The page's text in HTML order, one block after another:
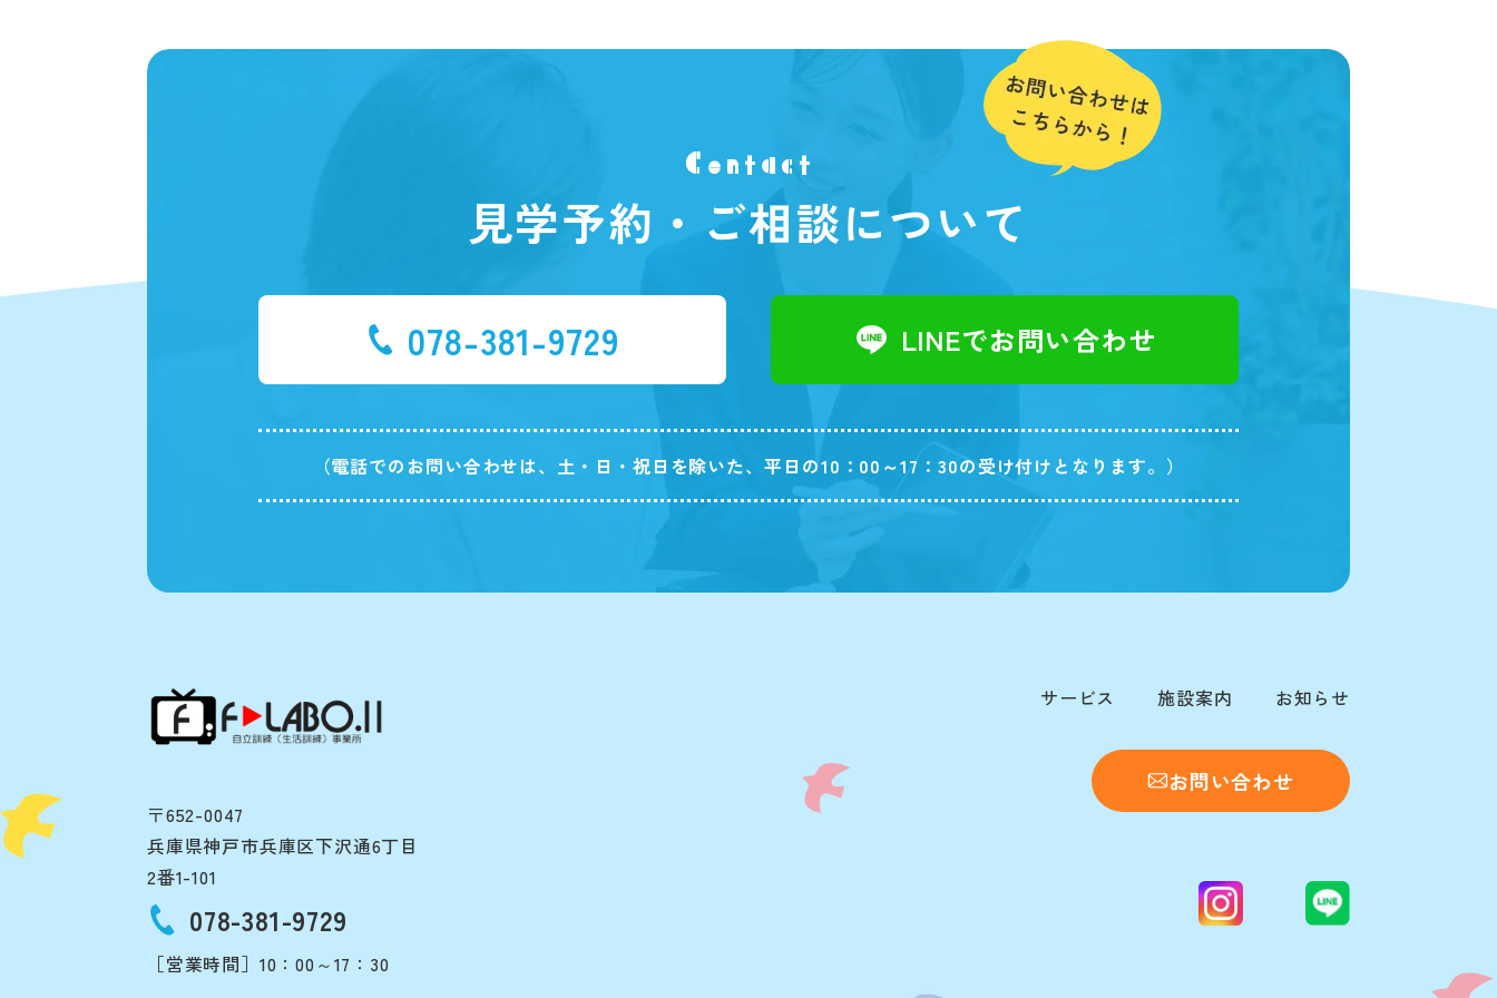
Contact
見学予約・ご相談について
078-381-9729 LINEでお問い合わせ
（電話でのお問い合わせは、土・日・祝日を除いた、平日の10：00～17：30の受け付けとなります。）
〒652-0047
兵庫県神戸市兵庫区下沢通6丁目
2番1-101
078-381-9729
［営業時間］10：00～17：30
サービス 施設案内 お知らせ
お問い合わせ